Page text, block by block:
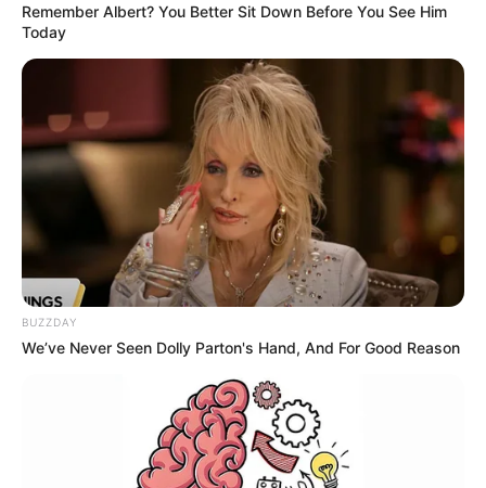
Remember Albert? You Better Sit Down Before You See Him
Today
BUZZDAY
We’ve Never Seen Dolly Parton's Hand, And For Good Reason